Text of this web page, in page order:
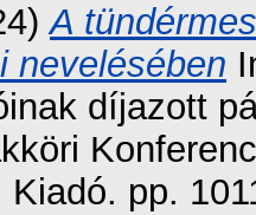
A
nevelésében
díjazott
pp.